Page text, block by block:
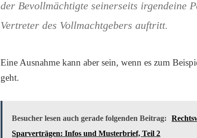
der Bevollmächtigte seinerseits irgendeine
Vertreter des Vollmachtgebers auftritt.
Eine Ausnahme kann aber sein, wenn es zum
geht.
Besucher lesen auch gerade folgenden Beitrag:
Sparverträgen: Infos und Musterbrief, Teil 2